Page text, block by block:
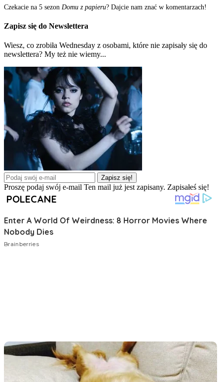
Czekacie na 5 sezon Domu z papieru? Dajcie nam znać w komentarzach!
Zapisz się do Newslettera
Wiesz, co zrobiła Wednesday z osobami, które nie zapisały się do
newslettera? My też nie wiemy...
Zapisz się!
Proszę podaj swój e-mail Ten mail już jest zapisany. Zapisałeś się!